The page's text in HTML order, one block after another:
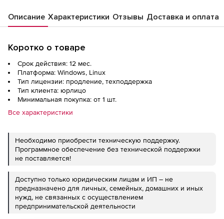
Описание Характеристики Отзывы Доставка и оплата
Коротко о товаре
Срок действия: 12 мес.
Платформа: Windows, Linux
Тип лицензии: продление, техподдержка
Тип клиента: юрлицо
Минимальная покупка: от 1 шт.
Все характеристики
Необходимо приобрести техническую поддержку.
Программное обеспечение без технической поддержки
не поставляется!
Доступно только юридическим лицам и ИП – не
предназначено для личных, семейных, домашних и иных
нужд, не связанных с осуществлением
предпринимательской деятельности